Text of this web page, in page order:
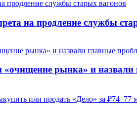
на продление службы
«очищение рынка» и